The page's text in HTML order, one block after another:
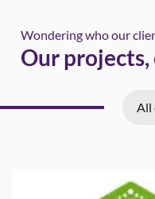
Wondering who our
Our
All